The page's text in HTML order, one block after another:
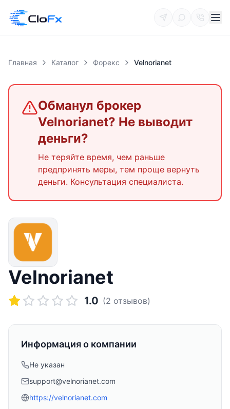
Главная Каталог Форекс Velnorianet
Обманул брокер
Velnorianet? Не выводит
деньги?
Не теряйте время, чем раньше
предпринять меры, тем проще вернуть
деньги. Консультация специалиста.
Velnorianet
1.0 (2 отзывов)
Информация о компании
Не указан
support@velnorianet.com
https://velnorianet.com